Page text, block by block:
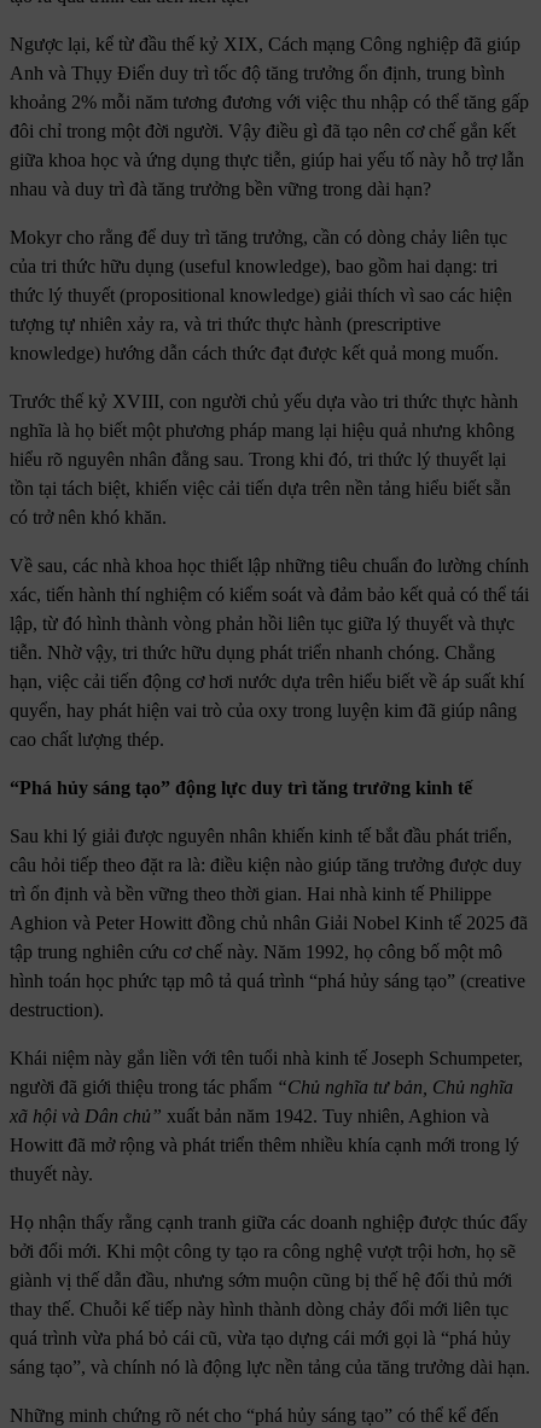
Ngược lại, kể từ đầu thế kỷ XIX, Cách mạng Công nghiệp đã giúp
Anh và Thụy Điển duy trì tốc độ tăng trưởng ổn định, trung bình
khoảng 2% mỗi năm tương đương với việc thu nhập có thể tăng gấp
đôi chỉ trong một đời người. Vậy điều gì đã tạo nên cơ chế gắn kết
giữa khoa học và ứng dụng thực tiễn, giúp hai yếu tố này hỗ trợ lẫn
nhau và duy trì đà tăng trưởng bền vững trong dài hạn?
Mokyr cho rằng để duy trì tăng trưởng, cần có dòng chảy liên tục
của tri thức hữu dụng (useful knowledge), bao gồm hai dạng: tri
thức lý thuyết (propositional knowledge) giải thích vì sao các hiện
tượng tự nhiên xảy ra, và tri thức thực hành (prescriptive
knowledge) hướng dẫn cách thức đạt được kết quả mong muốn.
Trước thế kỷ XVIII, con người chủ yếu dựa vào tri thức thực hành
nghĩa là họ biết một phương pháp mang lại hiệu quả nhưng không
hiểu rõ nguyên nhân đằng sau. Trong khi đó, tri thức lý thuyết lại
tồn tại tách biệt, khiến việc cải tiến dựa trên nền tảng hiểu biết sẵn
có trở nên khó khăn.
Về sau, các nhà khoa học thiết lập những tiêu chuẩn đo lường chính
xác, tiến hành thí nghiệm có kiểm soát và đảm bảo kết quả có thể tái
lập, từ đó hình thành vòng phản hồi liên tục giữa lý thuyết và thực
tiễn. Nhờ vậy, tri thức hữu dụng phát triển nhanh chóng. Chẳng
hạn, việc cải tiến động cơ hơi nước dựa trên hiểu biết về áp suất khí
quyển, hay phát hiện vai trò của oxy trong luyện kim đã giúp nâng
cao chất lượng thép.
“Phá hủy sáng tạo” động lực duy trì tăng trưởng kinh tế
Sau khi lý giải được nguyên nhân khiến kinh tế bắt đầu phát triển,
câu hỏi tiếp theo đặt ra là: điều kiện nào giúp tăng trưởng được duy
trì ổn định và bền vững theo thời gian. Hai nhà kinh tế Philippe
Aghion và Peter Howitt đồng chủ nhân Giải Nobel Kinh tế 2025 đã
tập trung nghiên cứu cơ chế này. Năm 1992, họ công bố một mô
hình toán học phức tạp mô tả quá trình “phá hủy sáng tạo” (creative
destruction).
Khái niệm này gắn liền với tên tuổi nhà kinh tế Joseph Schumpeter,
người đã giới thiệu trong tác phẩm “Chủ nghĩa tư bản, Chủ nghĩa
xã hội và Dân chủ” xuất bản năm 1942. Tuy nhiên, Aghion và
Howitt đã mở rộng và phát triển thêm nhiều khía cạnh mới trong lý
thuyết này.
Họ nhận thấy rằng cạnh tranh giữa các doanh nghiệp được thúc đẩy
bởi đổi mới. Khi một công ty tạo ra công nghệ vượt trội hơn, họ sẽ
giành vị thế dẫn đầu, nhưng sớm muộn cũng bị thế hệ đối thủ mới
thay thế. Chuỗi kế tiếp này hình thành dòng chảy đổi mới liên tục
quá trình vừa phá bỏ cái cũ, vừa tạo dựng cái mới gọi là “phá hủy
sáng tạo”, và chính nó là động lực nền tảng của tăng trưởng dài hạn.
Những minh chứng rõ nét cho “phá hủy sáng tạo” có thể kể đến